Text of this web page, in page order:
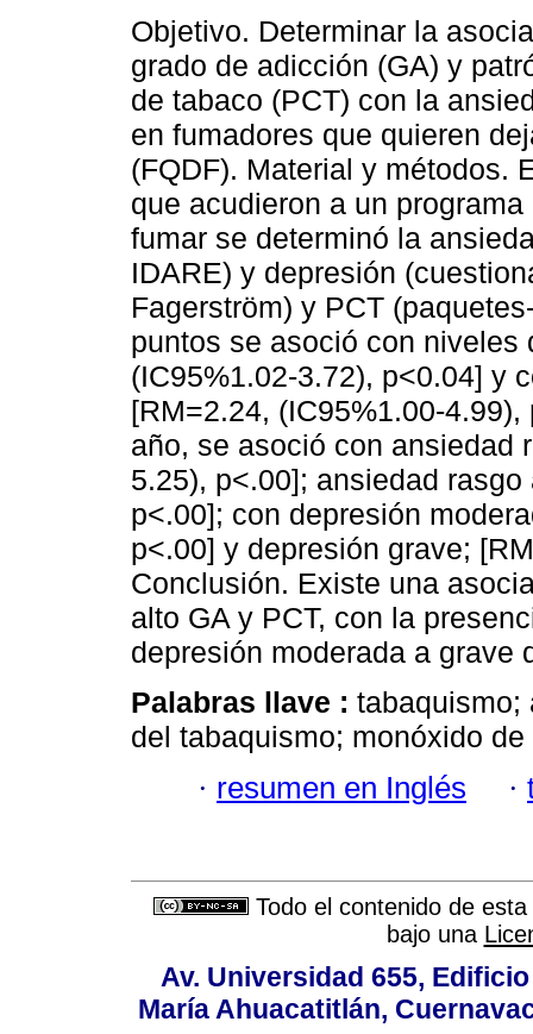
Objetivo. Determinar la
grado de adicción (GA) y
de tabaco (PCT) con la
en fumadores que quieren
(FQDF). Material y métodos.
que acudieron a un
fumar se determinó la
IDARE) y depresión
Fagerström) y PCT
puntos se asoció con
(IC95%1.02-3.72), p<0.04] y
[RM=2.24, (IC95%1.00-
año, se asoció con ansiedad
5.25), p<.00]; ansiedad
p<.00]; con depresión
p<.00] y depresión grave;
Conclusión. Existe una
alto GA y PCT, con la
depresión moderada a grave
Palabras llave : tabaquismo;
del tabaquismo; monóxido
· resumen en Inglés ·
Todo el contenido de
bajo una
Av. Universidad 655,
María Ahuacatitlán,